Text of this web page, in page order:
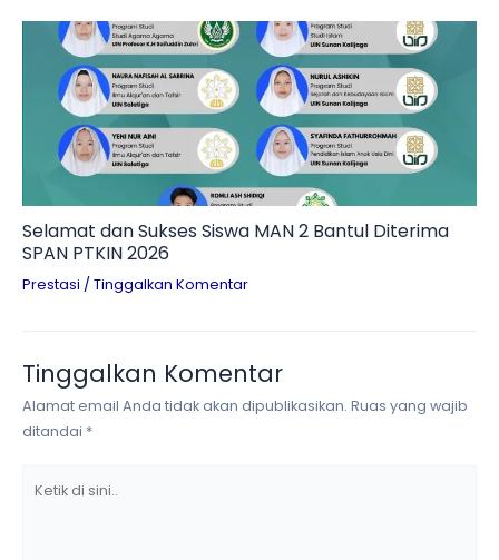
Selamat dan Sukses Siswa MAN 2 Bantul Diterima
SPAN PTKIN 2026
Prestasi / Tinggalkan Komentar
Tinggalkan Komentar
Alamat email Anda tidak akan dipublikasikan. Ruas yang wajib
ditandai *